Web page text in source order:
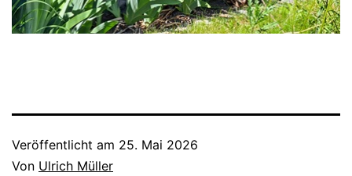
Veröffentlicht am 25. Mai 2026
Von Ulrich Müller